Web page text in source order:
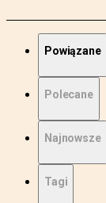
Powiązane
Polecane
Najnowsze
Tagi